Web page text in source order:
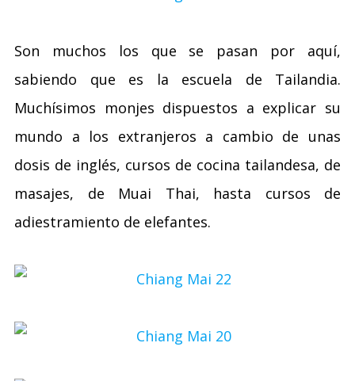
Son muchos los que se pasan por aquí,
sabiendo que es la escuela de Tailandia.
Muchísimos monjes dispuestos a explicar su
mundo a los extranjeros a cambio de unas
dosis de inglés, cursos de cocina tailandesa, de
masajes, de Muai Thai, hasta cursos de
adiestramiento de elefantes.